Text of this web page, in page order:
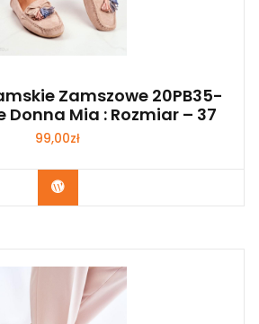
Zamszowe 20PB35-
Donna Mia : Rozmiar – 37
99,00zł
Kup Teraz